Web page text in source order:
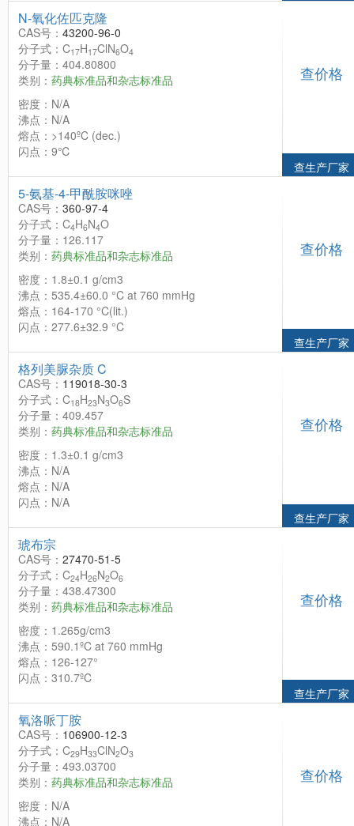
N-氧化佐匹克隆
CAS号： 43200-96-0
分子式：C17H17ClN6O4
分子量：404.80800
类别： 药典标准品和杂志标准品
密度：N/A
沸点：N/A
熔点：>140ºC (dec.)
闪点：9℃
查价格
查生产厂家
5-氨基-4-甲酰胺咪唑
CAS号： 360-97-4
分子式：C4H6N4O
分子量：126.117
类别： 药典标准品和杂志标准品
密度：1.8±0.1 g/cm3
沸点：535.4±60.0 °C at 760 mmHg
熔点：164-170 °C(lit.)
闪点：277.6±32.9 °C
查价格
查生产厂家
格列美脲杂质 C
CAS号： 119018-30-3
分子式：C18H23N3O6S
分子量：409.457
类别： 药典标准品和杂志标准品
密度：1.3±0.1 g/cm3
沸点：N/A
熔点：N/A
闪点：N/A
查价格
查生产厂家
琥布宗
CAS号： 27470-51-5
分子式：C24H26N2O6
分子量：438.47300
类别： 药典标准品和杂志标准品
密度：1.265g/cm3
沸点：590.1ºC at 760 mmHg
熔点：126-127°
闪点：310.7ºC
查价格
查生产厂家
氧洛哌丁胺
CAS号： 106900-12-3
分子式：C29H33ClN2O3
分子量：493.03700
类别： 药典标准品和杂志标准品
密度：N/A
沸点：N/A
查价格